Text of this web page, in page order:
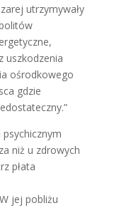
utrzymywały
uszkodzenia
ośrodkowego
gdzie
niż u zdrowych
płata
jej pobliżu